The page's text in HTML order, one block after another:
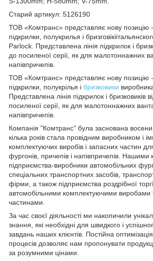
Старий артикул: 5126190
ТОВ «Комтранс» представляє нову позицію -
підкрилки, полукрилья і
Parlock. Представлена лінія підкрилок і
до посиленої серії, як для малотоннажних
напівпричепів.
ТОВ «Комтранс» представляє нову позицію -
підкрилки, полукрілья і бризковики
Представлена лінія підкрилок і бризковиків
посиленої серії, як для малотоннажних
напівпричепів.
Компанія "Комтранс" була заснована восени
кілька років стала провідним виробником і
комплектуючих виробів і запасних частин
фургонів, причепів і напівпричепів. Нашими
підприємства-виробники автомобільних
спеціальних транспортних засобів,
фірми, а також підприємства роздрібної
автомобільними комплектуючими виробами
частинами.
За час своєї діяльності ми накопичили
знання, які необхідні для швидкого і
завдань наших клієнтів. Постійна оптимізація
процесів дозволяє нам пропонувати
за розумними цінами.